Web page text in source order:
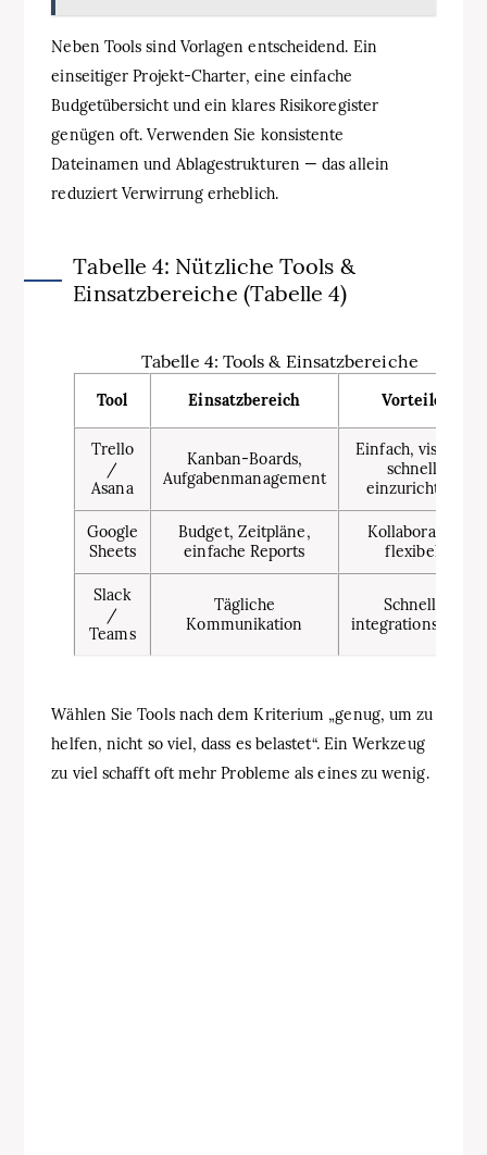
Neben Tools sind Vorlagen entscheidend. Ein
einseitiger Projekt-Charter, eine einfache
Budgetübersicht und ein klares Risikoregister
genügen oft. Verwenden Sie konsistente
Dateinamen und Ablagestrukturen — das allein
reduziert Verwirrung erheblich.
Tabelle 4: Nützliche Tools &
Einsatzbereiche (Tabelle 4)
Tabelle 4: Tools & Einsatzbereiche
Tool Einsatzbereich Vorteile
Trello
/
Asana
Kanban-Boards,
Aufgabenmanagement
Einfach, visuell,
schnell
einzurichten
Google
Sheets
Budget, Zeitpläne,
einfache Reports
Kollaborativ,
flexibel
Slack
/
Teams
Tägliche
Kommunikation
Schnell,
integrationsfähig
Wählen Sie Tools nach dem Kriterium „genug, um zu
helfen, nicht so viel, dass es belastet“. Ein Werkzeug
zu viel schafft oft mehr Probleme als eines zu wenig.